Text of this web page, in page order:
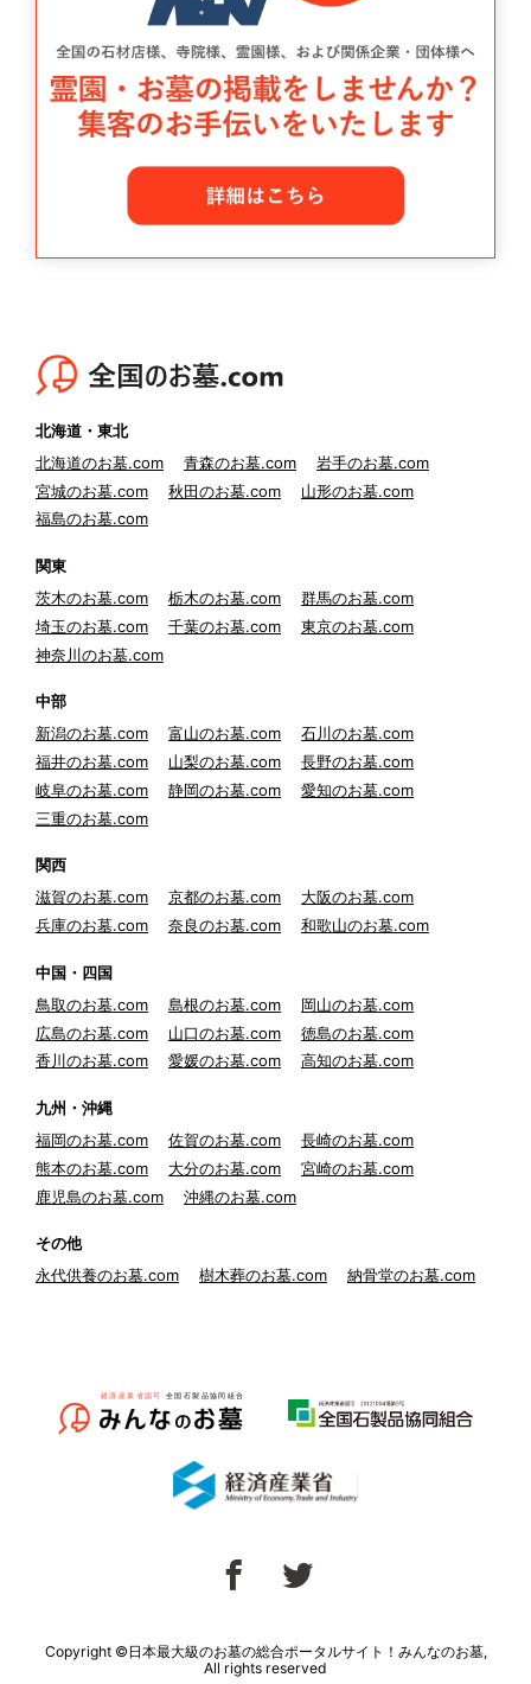
北海道・東北
北海道のお墓.com
青森のお墓.com
岩手のお墓.com
宮城のお墓.com
秋田のお墓.com
山形のお墓.com
福島のお墓.com
関東
茨木のお墓.com
栃木のお墓.com
群馬のお墓.com
埼玉のお墓.com
千葉のお墓.com
東京のお墓.com
神奈川のお墓.com
中部
新潟のお墓.com
富山のお墓.com
石川のお墓.com
福井のお墓.com
山梨のお墓.com
長野のお墓.com
岐阜のお墓.com
静岡のお墓.com
愛知のお墓.com
三重のお墓.com
関西
滋賀のお墓.com
京都のお墓.com
大阪のお墓.com
兵庫のお墓.com
奈良のお墓.com 和歌山のお墓.com
中国・四国
鳥取のお墓.com
島根のお墓.com
岡山のお墓.com
広島のお墓.com
山口のお墓.com
徳島のお墓.com
香川のお墓.com
愛媛のお墓.com 高知のお墓.com
九州・沖縄
福岡のお墓.com
佐賀のお墓.com
長崎のお墓.com
熊本のお墓.com
大分のお墓.com
宮崎のお墓.com
鹿児島のお墓.com
沖縄のお墓.com
その他
永代供養のお墓.com
樹木葬のお墓.com 納骨堂のお墓.com
Copyright ©日本最大級のお墓の総合ポータルサイト！みんなのお墓,
All rights reserved